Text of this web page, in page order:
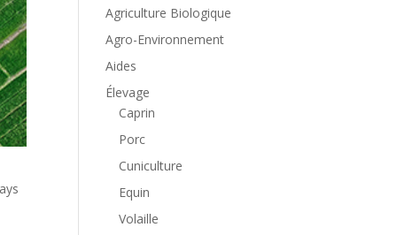
Agriculture Biologique
Agro-Environnement
Aides
Élevage
Caprin
Porc
Cuniculture
Equin
Volaille